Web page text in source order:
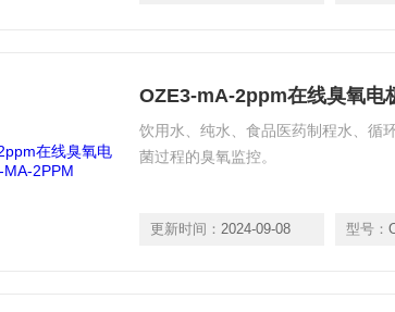
OZE3-mA-2ppm在线臭氧电
饮用水、纯水、食品医药制程水、循
菌过程的臭氧监控。
更新时间： 2024-09-08 型号：